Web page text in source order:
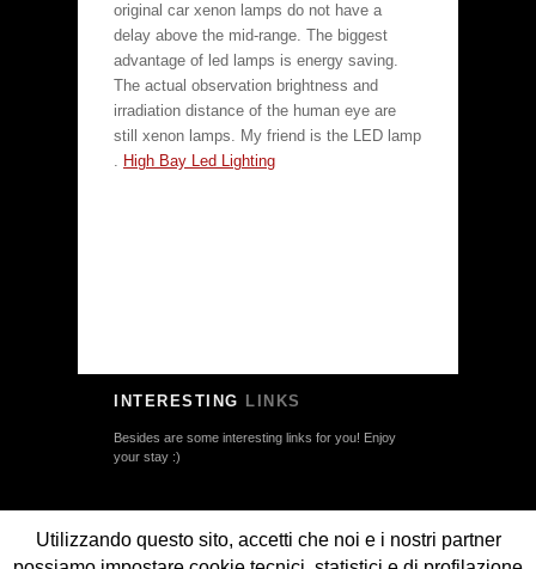
original car xenon lamps do not have a
delay above the mid-range. The biggest
advantage of led lamps is energy saving.
The actual observation brightness and
irradiation distance of the human eye are
still xenon lamps. My friend is the LED lamp
. High Bay Led Lighting
INTERESTING LINKS
Besides are some interesting links for you! Enjoy
your stay :)
©Giorgio Faletti| Powered by: Avispace+
Web-
Utilizzando questo sito, accetti che noi e i nostri partner